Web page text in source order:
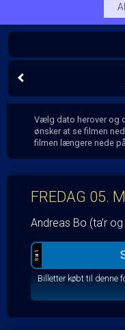
Vælg dato herover og
ønsker at se filmen
filmen længere nede
FREDAG 05.
Andreas Bo (ta’r
Sal 1
Billetter købt til denne